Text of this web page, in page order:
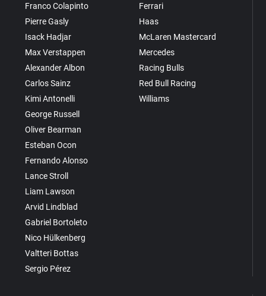
Franco Colapinto
Pierre Gasly
Isack Hadjar
Max Verstappen
Alexander Albon
Carlos Sainz
Kimi Antonelli
George Russell
Oliver Bearman
Esteban Ocon
Fernando Alonso
Lance Stroll
Liam Lawson
Arvid Lindblad
Gabriel Bortoleto
Nico Hülkenberg
Valtteri Bottas
Sergio Pérez
Ferrari
Haas
McLaren Mastercard
Mercedes
Racing Bulls
Red Bull Racing
Williams